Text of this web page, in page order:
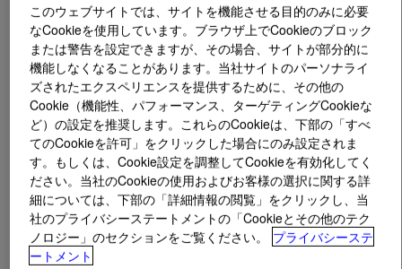
とはXIAMETER™ RBL-2004-45 Liquid Silicone
Rubber Part A&B?
硬度 45 度、2 成分形、混合比 1:1、半透明、射出成形用
液体シリコーンゴム。高速硬化速度、長可使時間 (72 時
このウェブサイトでは、サイトを機能させる目的のみに必要
なCookieを使用しています。ブラウザ上でCookieのブロック
または警告を設定できますが、その場合、サイトが部分的に
機能しなくなることがあります。当社サイトのパーソナライ
ズされたエクスペリエンスを提供するために、その他の
Cookie（機能性、パフォーマンス、ターゲティングCookieな
ど）の設定を推奨します。これらのCookieは、下部の「すべ
てのCookieを許可」をクリックした場合にのみ設定されま
す。もしくは、Cookie設定を調整してCookieを有効化してく
ださい。当社のCookieの使用およびお客様の選択に関する詳
細については、下部の「詳細情報の閲覧」をクリックし、当
社のプライバシーステートメントの「Cookieとその他のテク
ノロジー」のセクションをご覧ください。
プライバシーステ
ートメント